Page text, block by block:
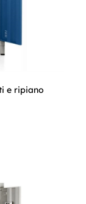
e ripiano